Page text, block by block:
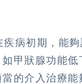
病初期，能
甲狀腺功能低
的介入治療能